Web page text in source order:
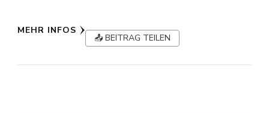
MEHR INFOS
📤 BEITRAG TEILEN